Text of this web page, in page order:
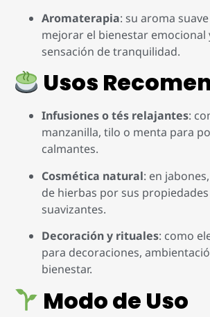
Aromaterapia: su aroma
mejorar el bienestar emocional
sensación de tranquilidad.
Usos
Infusiones o tés relajantes:
manzanilla, tilo o menta para
calmantes.
Cosmética natural: en
de hierbas por sus
suavizantes.
Decoración y rituales: como
para decoraciones,
bienestar.
Modo de Uso